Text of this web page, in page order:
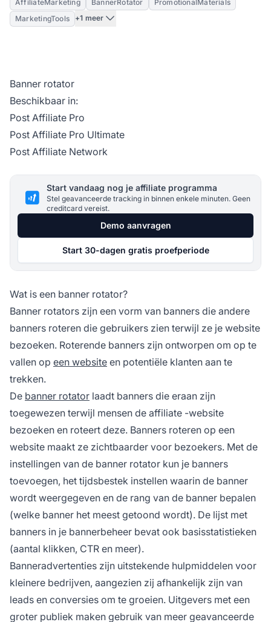
AffiliateMarketing BannerRotator
PromotionalMaterials
MarketingTools
+1 meer
Banner rotator
Beschikbaar in:
Post Affiliate Pro
Post Affiliate Pro Ultimate
Post Affiliate Network
Start vandaag nog je affiliate programma
Stel geavanceerde tracking in binnen enkele minuten. Geen
creditcard vereist.
Demo aanvragen
Start 30-dagen gratis proefperiode
Wat is een banner rotator?
Banner rotators zijn een vorm van banners die andere
banners roteren die gebruikers zien terwijl ze je website
bezoeken. Roterende banners zijn ontworpen om op te
vallen op een website en potentiële klanten aan te
trekken.
De banner rotator laadt banners die eraan zijn
toegewezen terwijl mensen de affiliate -website
bezoeken en roteert deze. Banners roteren op een
website maakt ze zichtbaarder voor bezoekers. Met de
instellingen van de banner rotator kun je banners
toevoegen, het tijdsbestek instellen waarin de banner
wordt weergegeven en de rang van de banner bepalen
(welke banner het meest getoond wordt). De lijst met
banners in je bannerbeheer bevat ook basisstatistieken
(aantal klikken, CTR en meer).
Banneradvertenties zijn uitstekende hulpmiddelen voor
kleinere bedrijven, aangezien zij afhankelijk zijn van
leads en conversies om te groeien. Uitgevers met een
groter publiek maken gebruik van meer geavanceerde